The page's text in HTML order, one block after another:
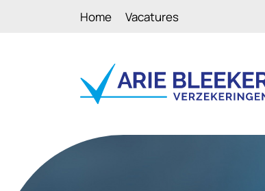
Home Vacatures